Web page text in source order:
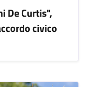
De Curtis",
civico